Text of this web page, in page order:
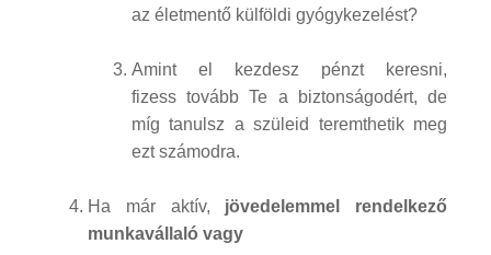
az életmentő külföldi gyógykezelést?
Amint el kezdesz pénzt keresni,
fizess tovább Te a biztonságodért, de
míg tanulsz a szüleid teremthetik meg
ezt számodra.
Ha már aktív, jövedelemmel rendelkező
munkavállaló vagy